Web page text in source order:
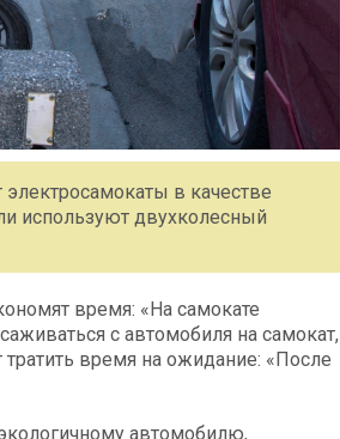
в качестве
используют двухколесный
время: «На самокате
с автомобиля на самокат,
тратить время на ожидание: «После
автомобилю,